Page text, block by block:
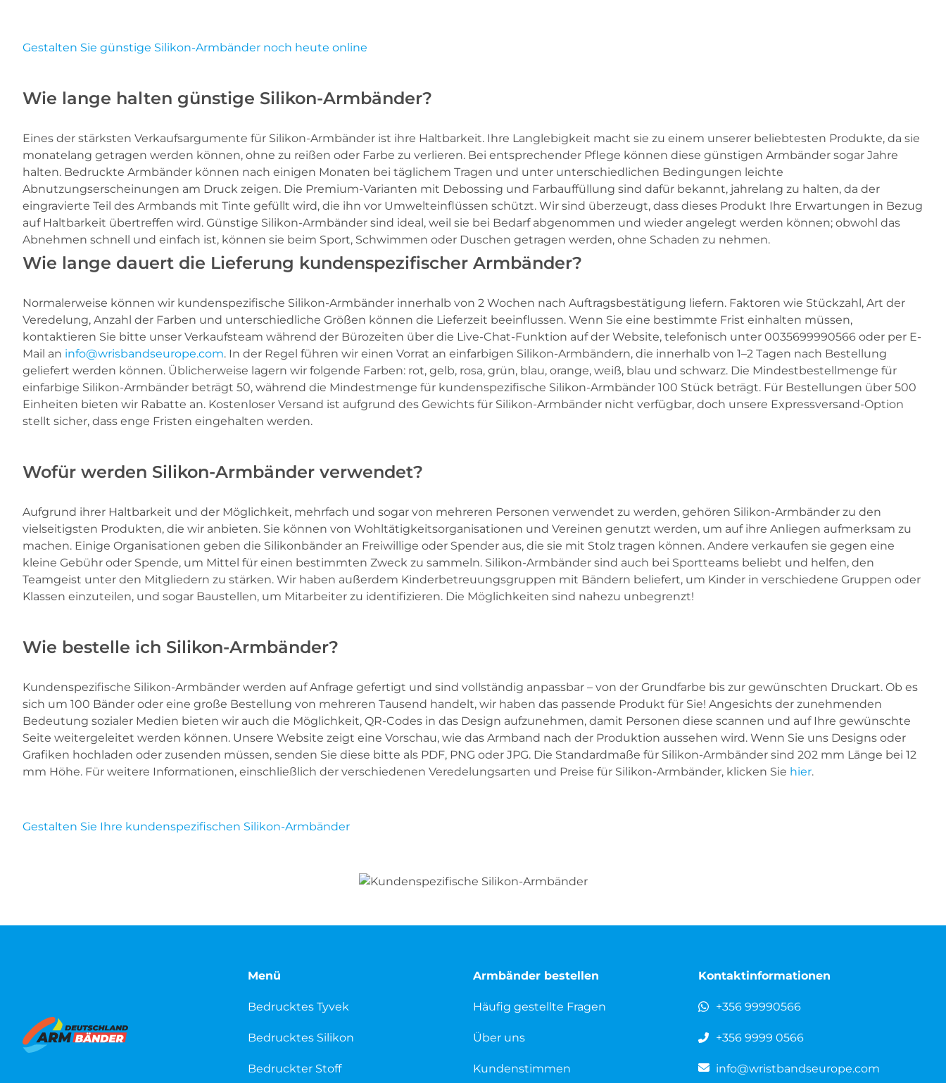
Gestalten Sie günstige Silikon-Armbänder noch heute online
Wie lange halten günstige Silikon-Armbänder?
Eines der stärksten Verkaufsargumente für Silikon-Armbänder ist ihre Haltbarkeit. Ihre Langlebigkeit macht sie zu einem unserer beliebtesten Produkte, da sie
monatelang getragen werden können, ohne zu reißen oder Farbe zu verlieren. Bei entsprechender Pflege können diese günstigen Armbänder sogar Jahre
halten. Bedruckte Armbänder können nach einigen Monaten bei täglichem Tragen und unter unterschiedlichen Bedingungen leichte
Abnutzungserscheinungen am Druck zeigen. Die Premium-Varianten mit Debossing und Farbauffüllung sind dafür bekannt, jahrelang zu halten, da der
eingravierte Teil des Armbands mit Tinte gefüllt wird, die ihn vor Umwelteinflüssen schützt. Wir sind überzeugt, dass dieses Produkt Ihre Erwartungen in Bezug
auf Haltbarkeit übertreffen wird. Günstige Silikon-Armbänder sind ideal, weil sie bei Bedarf abgenommen und wieder angelegt werden können; obwohl das
Abnehmen schnell und einfach ist, können sie beim Sport, Schwimmen oder Duschen getragen werden, ohne Schaden zu nehmen.
Wie lange dauert die Lieferung kundenspezifischer Armbänder?
Normalerweise können wir kundenspezifische Silikon-Armbänder innerhalb von 2 Wochen nach Auftragsbestätigung liefern. Faktoren wie Stückzahl, Art der
Veredelung, Anzahl der Farben und unterschiedliche Größen können die Lieferzeit beeinflussen. Wenn Sie eine bestimmte Frist einhalten müssen,
kontaktieren Sie bitte unser Verkaufsteam während der Bürozeiten über die Live-Chat-Funktion auf der Website, telefonisch unter 0035699990566 oder per E-
Mail an info@wrisbandseurope.com. In der Regel führen wir einen Vorrat an einfarbigen Silikon-Armbändern, die innerhalb von 1–2 Tagen nach Bestellung
geliefert werden können. Üblicherweise lagern wir folgende Farben: rot, gelb, rosa, grün, blau, orange, weiß, blau und schwarz. Die Mindestbestellmenge für
einfarbige Silikon-Armbänder beträgt 50, während die Mindestmenge für kundenspezifische Silikon-Armbänder 100 Stück beträgt. Für Bestellungen über 500
Einheiten bieten wir Rabatte an. Kostenloser Versand ist aufgrund des Gewichts für Silikon-Armbänder nicht verfügbar, doch unsere Expressversand-Option
stellt sicher, dass enge Fristen eingehalten werden.
Wofür werden Silikon-Armbänder verwendet?
Aufgrund ihrer Haltbarkeit und der Möglichkeit, mehrfach und sogar von mehreren Personen verwendet zu werden, gehören Silikon-Armbänder zu den
vielseitigsten Produkten, die wir anbieten. Sie können von Wohltätigkeitsorganisationen und Vereinen genutzt werden, um auf ihre Anliegen aufmerksam zu
machen. Einige Organisationen geben die Silikonbänder an Freiwillige oder Spender aus, die sie mit Stolz tragen können. Andere verkaufen sie gegen eine
kleine Gebühr oder Spende, um Mittel für einen bestimmten Zweck zu sammeln. Silikon-Armbänder sind auch bei Sportteams beliebt und helfen, den
Teamgeist unter den Mitgliedern zu stärken. Wir haben außerdem Kinderbetreuungsgruppen mit Bändern beliefert, um Kinder in verschiedene Gruppen oder
Klassen einzuteilen, und sogar Baustellen, um Mitarbeiter zu identifizieren. Die Möglichkeiten sind nahezu unbegrenzt!
Wie bestelle ich Silikon-Armbänder?
Kundenspezifische Silikon-Armbänder werden auf Anfrage gefertigt und sind vollständig anpassbar – von der Grundfarbe bis zur gewünschten Druckart. Ob es
sich um 100 Bänder oder eine große Bestellung von mehreren Tausend handelt, wir haben das passende Produkt für Sie! Angesichts der zunehmenden
Bedeutung sozialer Medien bieten wir auch die Möglichkeit, QR-Codes in das Design aufzunehmen, damit Personen diese scannen und auf Ihre gewünschte
Seite weitergeleitet werden können. Unsere Website zeigt eine Vorschau, wie das Armband nach der Produktion aussehen wird. Wenn Sie uns Designs oder
Grafiken hochladen oder zusenden müssen, senden Sie diese bitte als PDF, PNG oder JPG. Die Standardmaße für Silikon-Armbänder sind 202 mm Länge bei 12
mm Höhe. Für weitere Informationen, einschließlich der verschiedenen Veredelungsarten und Preise für Silikon-Armbänder, klicken Sie hier.
Gestalten Sie Ihre kundenspezifischen Silikon-Armbänder
Menü
Bedrucktes Tyvek
Bedrucktes Silikon
Bedruckter Stoff
Armbänder bestellen
Häufig gestellte Fragen
Über uns
Kundenstimmen
Kontaktinformationen
+356 99990566
+356 9999 0566
info@wristbandseurope.com